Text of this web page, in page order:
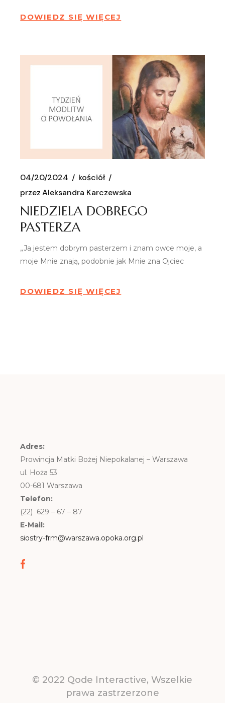
DOWIEDZ SIĘ WIĘCEJ
04/20/2024
kościół
przez Aleksandra Karczewska
NIEDZIELA DOBREGO
PASTERZA
„Ja jestem dobrym pasterzem i znam owce moje, a
moje Mnie znają, podobnie jak Mnie zna Ojciec
DOWIEDZ SIĘ WIĘCEJ
Adres:
Prowincja Matki Bożej Niepokalanej – Warszawa
ul. Hoża 53
00-681 Warszawa
Telefon:
(22) 629 – 67 – 87
E-Mail:
siostry-frm@warszawa.opoka.org.pl
© 2022 Qode Interactive, Wszelkie
prawa zastrzerzone